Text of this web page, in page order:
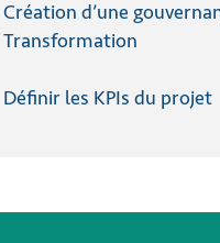
Création d’une
Transformation
Définir les KPIs du projet